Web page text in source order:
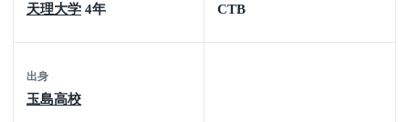
天理大学 4年 CTB
出身
玉島高校